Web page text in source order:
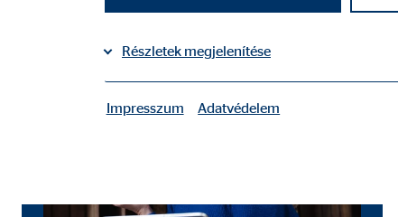
Részletek megjelenítése
A felhasználó beállításai
Impresszum Adatvédelem